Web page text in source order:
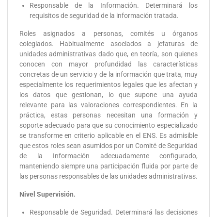
Responsable de la Información. Determinará los
requisitos de seguridad de la información tratada.
Roles asignados a personas, comités u órganos
colegiados. Habitualmente asociados a jefaturas de
unidades administrativas dado que, en teoría, son quienes
conocen con mayor profundidad las características
concretas de un servicio y de la información que trata, muy
especialmente los requerimientos legales que les afectan y
los datos que gestionan, lo que supone una ayuda
relevante para las valoraciones correspondientes. En la
práctica, estas personas necesitan una formación y
soporte adecuado para que su conocimiento especializado
se transforme en criterio aplicable en el ENS. Es admisible
que estos roles sean asumidos por un Comité de Seguridad
de la Información adecuadamente configurado,
manteniendo siempre una participación fluida por parte de
las personas responsables de las unidades administrativas.
Nivel Supervisión.
Responsable de Seguridad. Determinará las decisiones